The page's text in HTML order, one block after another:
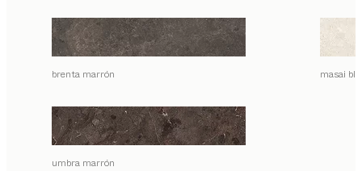
brenta marrón masai
umbra marrón